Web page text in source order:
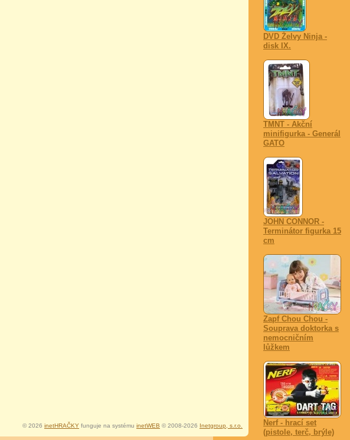
DVD Želvy Ninja -
disk IX.
TMNT - Akční
minifigurka - Generál
GATO
JOHN CONNOR -
Terminátor figurka 15
cm
Zapf Chou Chou -
Souprava doktorka s
nemocničním
lůžkem
Nerf - hrací set
(pistole, terč, brýle)
© 2026 inetHRAČKY funguje na systému inetWEB © 2008-2026 Inetgroup, s.r.o.